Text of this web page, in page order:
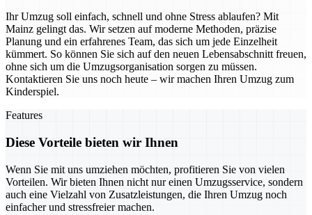
Ihr Umzug soll einfach, schnell und ohne Stress ablaufen? Mit
Mainz gelingt das. Wir setzen auf moderne Methoden, präzise
Planung und ein erfahrenes Team, das sich um jede Einzelheit
kümmert. So können Sie sich auf den neuen Lebensabschnitt freuen,
ohne sich um die Umzugsorganisation sorgen zu müssen.
Kontaktieren Sie uns noch heute – wir machen Ihren Umzug zum
Kinderspiel.
Features
Diese Vorteile bieten wir Ihnen
Wenn Sie mit uns umziehen möchten, profitieren Sie von vielen
Vorteilen. Wir bieten Ihnen nicht nur einen Umzugsservice, sondern
auch eine Vielzahl von Zusatzleistungen, die Ihren Umzug noch
einfacher und stressfreier machen.